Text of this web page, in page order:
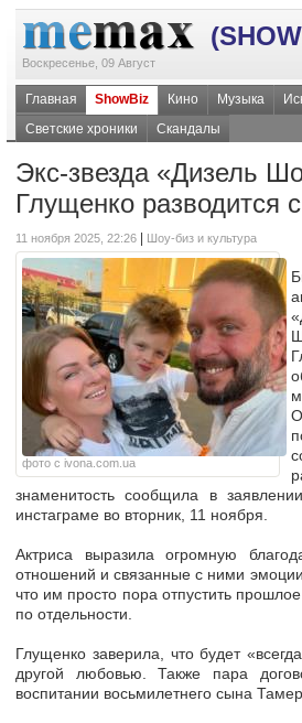
Воскресенье, 09 Август
Главная ShowBiz Кино Музыка
Светские хроники
Скандалы
Экс-звезда «Дизель
Глущенко разводится
11 ноября 2025, 22:26 Шоу-биз и культура
фото с ivona.com.ua
знаменитость сообщила в
инстаграме во вторник, 11 ноября.
Актриса выразила огромную
отношений и связанные с ними
что им просто пора отпустить
по отдельности.
Глущенко заверила, что будет
другой любовью. Также пара
воспитании восьмилетнего сына